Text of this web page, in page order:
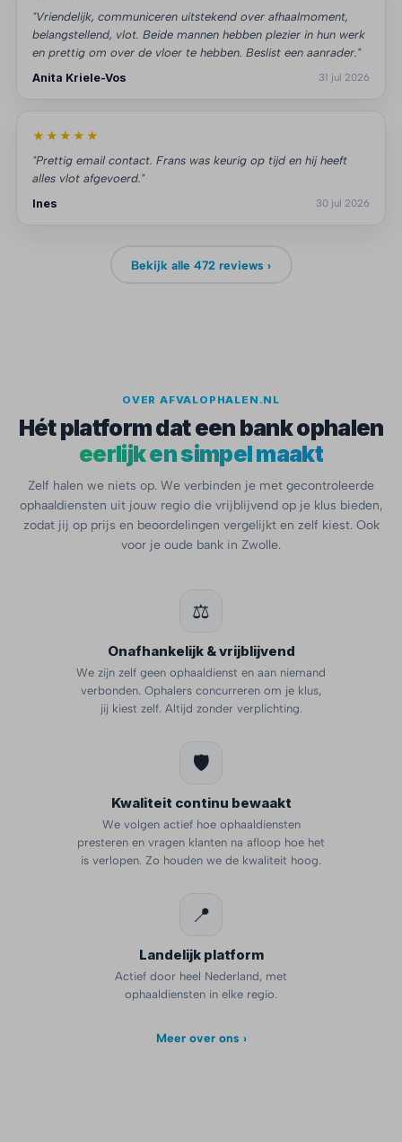
"Vriendelijk, communiceren uitstekend over afhaalmoment,
belangstellend, vlot. Beide mannen hebben plezier in hun werk
en prettig om over de vloer te hebben. Beslist een aanrader."
Anita Kriele-Vos
31 jul 2026
★★★★★
"Prettig email contact. Frans was keurig op tijd en hij heeft
alles vlot afgevoerd."
Ines
30 jul 2026
Bekijk alle 472 reviews ›
OVER AFVALOPHALEN.NL
Hét platform dat een bank ophalen
eerlijk en simpel maakt
Zelf halen we niets op. We verbinden je met gecontroleerde
ophaaldiensten uit jouw regio die vrijblijvend op je klus bieden,
zodat jij op prijs en beoordelingen vergelijkt en zelf kiest. Ook
voor je oude bank in Zwolle.
⚖️
Onafhankelijk & vrijblijvend
We zijn zelf geen ophaaldienst en aan niemand
verbonden. Ophalers concurreren om je klus,
jij kiest zelf. Altijd zonder verplichting.
🛡️
Kwaliteit continu bewaakt
We volgen actief hoe ophaaldiensten
presteren en vragen klanten na afloop hoe het
is verlopen. Zo houden we de kwaliteit hoog.
📍
Landelijk platform
Actief door heel Nederland, met
ophaaldiensten in elke regio.
Meer over ons ›